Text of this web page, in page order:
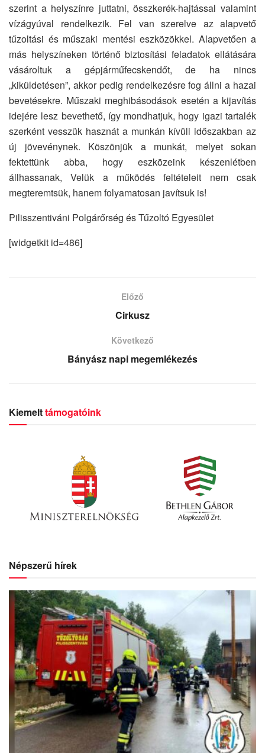
szerint a helyszínre juttatni, összkerék-hajtással valamint
vízágyúval rendelkezik. Fel van szerelve az alapvető
tűzoltási és műszaki mentési eszközökkel. Alapvetően a
más helyszíneken történő biztosítási feladatok ellátására
vásároltuk a gépjárműfecskendőt, de ha nincs
„kiküldetésen”, akkor pedig rendelkezésre fog állni a hazai
bevetésekre. Műszaki meghibásodások esetén a kijavítás
idejére lesz bevethető, így mondhatjuk, hogy igazi tartalék
szerként vesszük hasznát a munkán kívüli időszakban az
új jövevénynek. Köszönjük a munkát, melyet sokan
fektettünk abba, hogy eszközeink készenlétben
állhassanak, Velük a működés feltételeit nem csak
megteremtsük, hanem folyamatosan javítsuk is!
Pilisszentiváni Polgárőrség és Tűzoltó Egyesület
[widgetkit id=486]
Előző
Cirkusz
Következő
Bányász napi megemlékezés
Kiemelttámogatóink
Népszerű hírek